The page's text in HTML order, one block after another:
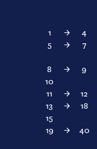
1 → 4
5
→ 7
8
→ 9
10
11
→ 12
13
→ 18
15
19
→ 40